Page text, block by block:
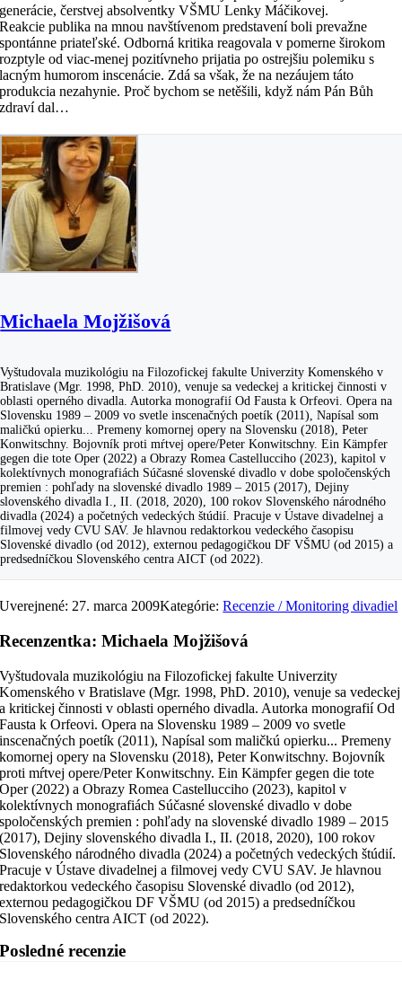
generácie, čerstvej absolventky VŠMU Lenky Máčikovej.
Reakcie publika na mnou navštívenom predstavení boli prevažne
spontánne priateľské. Odborná kritika reagovala v pomerne širokom
rozptyle od viac-menej pozitívneho prijatia po ostrejšiu polemiku s
lacným humorom inscenácie. Zdá sa však, že na nezáujem táto
produkcia nezahynie. Proč bychom se netěšili, když nám Pán Bůh
zdraví dal…
Michaela Mojžišová
Vyštudovala muzikológiu na Filozofickej fakulte Univerzity Komenského v
Bratislave (Mgr. 1998, PhD. 2010), venuje sa vedeckej a kritickej činnosti v
oblasti operného divadla. Autorka monografií Od Fausta k Orfeovi. Opera na
Slovensku 1989 – 2009 vo svetle inscenačných poetík (2011), Napísal som
maličkú opierku... Premeny komornej opery na Slovensku (2018), Peter
Konwitschny. Bojovník proti mŕtvej opere/Peter Konwitschny. Ein Kämpfer
gegen die tote Oper (2022) a Obrazy Romea Castellucciho (2023), kapitol v
kolektívnych monografiách Súčasné slovenské divadlo v dobe spoločenských
premien : pohľady na slovenské divadlo 1989 – 2015 (2017), Dejiny
slovenského divadla I., II. (2018, 2020), 100 rokov Slovenského národného
divadla (2024) a početných vedeckých štúdií. Pracuje v Ústave divadelnej a
filmovej vedy CVU SAV. Je hlavnou redaktorkou vedeckého časopisu
Slovenské divadlo (od 2012), externou pedagogičkou DF VŠMU (od 2015) a
predsedníčkou Slovenského centra AICT (od 2022).
Uverejnené: 27. marca 2009Kategórie:Recenzie / Monitoring divadiel
Recenzentka: Michaela Mojžišová
Vyštudovala muzikológiu na Filozofickej fakulte Univerzity
Komenského v Bratislave (Mgr. 1998, PhD. 2010), venuje sa vedeckej
a kritickej činnosti v oblasti operného divadla. Autorka monografií Od
Fausta k Orfeovi. Opera na Slovensku 1989 – 2009 vo svetle
inscenačných poetík (2011), Napísal som maličkú opierku... Premeny
komornej opery na Slovensku (2018), Peter Konwitschny. Bojovník
proti mŕtvej opere/Peter Konwitschny. Ein Kämpfer gegen die tote
Oper (2022) a Obrazy Romea Castellucciho (2023), kapitol v
kolektívnych monografiách Súčasné slovenské divadlo v dobe
spoločenských premien : pohľady na slovenské divadlo 1989 – 2015
(2017), Dejiny slovenského divadla I., II. (2018, 2020), 100 rokov
Slovenského národného divadla (2024) a početných vedeckých štúdií.
Pracuje v Ústave divadelnej a filmovej vedy CVU SAV. Je hlavnou
redaktorkou vedeckého časopisu Slovenské divadlo (od 2012),
externou pedagogičkou DF VŠMU (od 2015) a predsedníčkou
Slovenského centra AICT (od 2022).
Posledné recenzie